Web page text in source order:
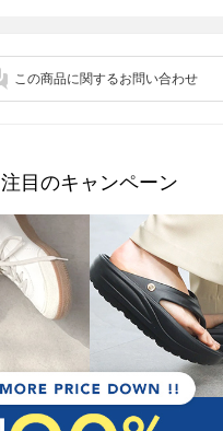
この商品に関するお問い合わせ
注目のキャンペーン